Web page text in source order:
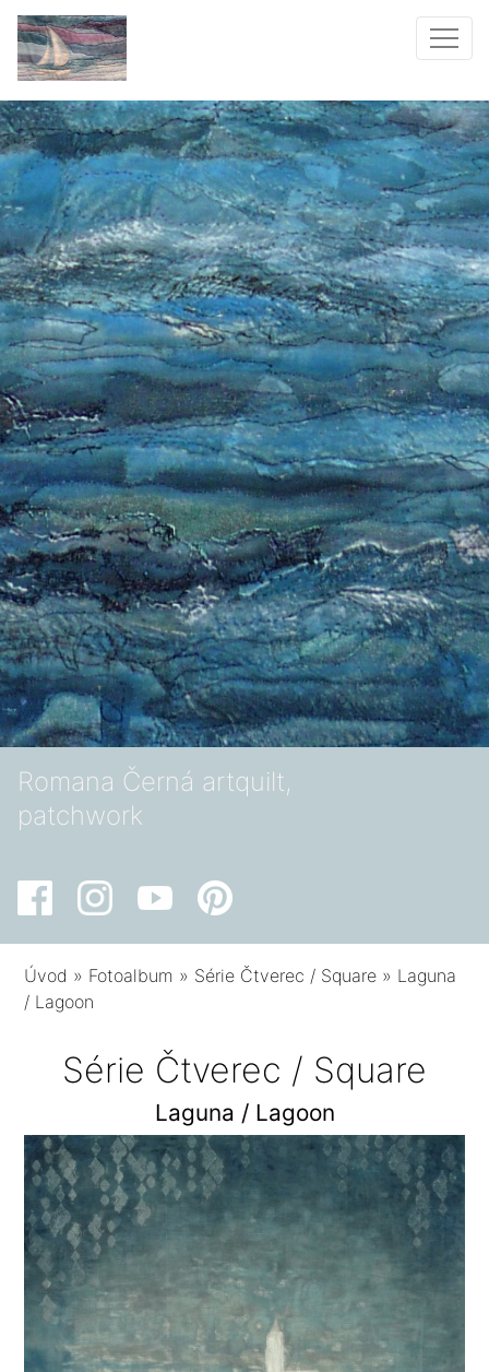
Romana Černá artquilt,
patchwork
Úvod » Fotoalbum » Série Čtverec / Square » Laguna
/ Lagoon
Série Čtverec / Square
Laguna / Lagoon